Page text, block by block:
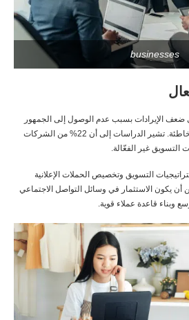
businesses
ضعف الإيرادات بسبب عدم الوصول إلى الجمهور
المستهدف أو توصيل الرسالة الخاطئة. تشير الدراسات إلى أن 22% من الشركات
غير الفعّالة.
التسويق وتخصيص الحملات الإعلانية
أن يكون الاستثمار في وسائل التواصل الاجتماعي
وبناء قاعدة عملاء قوية.